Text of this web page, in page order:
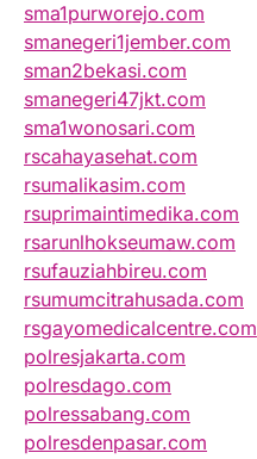
sma1purworejo.com
smanegeri1jember.com
sman2bekasi.com
smanegeri47jkt.com
sma1wonosari.com
rscahayasehat.com
rsumalikasim.com
rsuprimaintimedika.com
rsarunlhokseumaw.com
rsufauziahbireu.com
rsumumcitrahusada.com
rsgayomedicalcentre.com
polresjakarta.com
polresdago.com
polressabang.com
polresdenpasar.com